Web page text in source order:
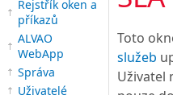
Rejstřík oken a
příkazů
ALVAO
WebApp
Správa
Uživatelé
Toto
služeb
Uživatel